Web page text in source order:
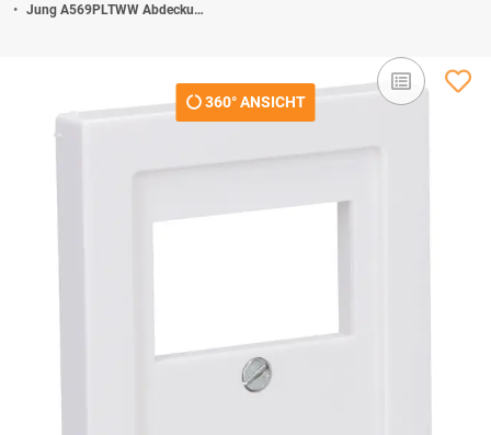
Jung A569PLTWW Abdeckung f. TAE-Anschlussdose (Duroplast) Alpinweiß Serie A
360° ANSICHT